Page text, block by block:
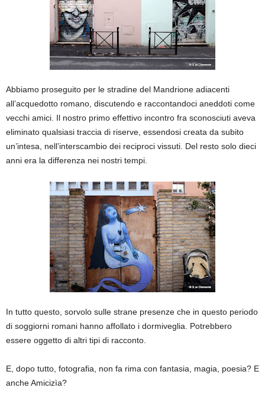
Abbiamo proseguito per le stradine del Mandrione adiacenti
all’acquedotto romano, discutendo e raccontandoci aneddoti come
vecchi amici. Il nostro primo effettivo incontro fra sconosciuti aveva
eliminato qualsiasi traccia di riserve, essendosi creata da subito
un’intesa, nell’interscambio dei reciproci vissuti. Del resto solo dieci
anni era la differenza nei nostri tempi.
In tutto questo, sorvolo sulle strane presenze che in questo periodo
di soggiorni romani hanno affollato i dormiveglia. Potrebbero
essere oggetto di altri tipi di racconto.
E, dopo tutto, fotografia, non fa rima con fantasia, magia, poesia? E
anche Amicizìa?